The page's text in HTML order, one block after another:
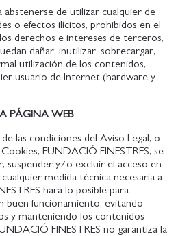
de utilizar cualquier de
o efectos ilícitos, prohibidos en el
derechos e intereses de terceros,
dañar, inutilizar, sobrecargar,
utilización de los contenidos,
usuario de Internet (hardware y
PÁGINA WEB
las condiciones del Aviso Legal, o
FUNDACIÓ FINESTRES, se
suspender y/o excluir el acceso en
medida técnica necesaria a
hará lo posible para
buen funcionamiento, evitando
y manteniendo los contenidos
FINESTRES no garantiza la